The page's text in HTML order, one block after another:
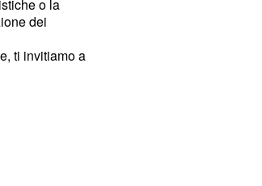
o la
dei
ti invitiamo a